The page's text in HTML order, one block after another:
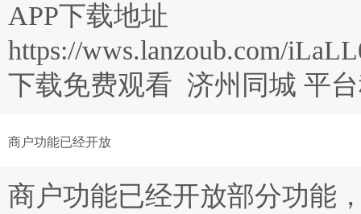
APP下载地址
https://wws.lanzoub.com/
下载免费观看 济州同城 平
商户功能已经开放
商户功能已经开放部分功能